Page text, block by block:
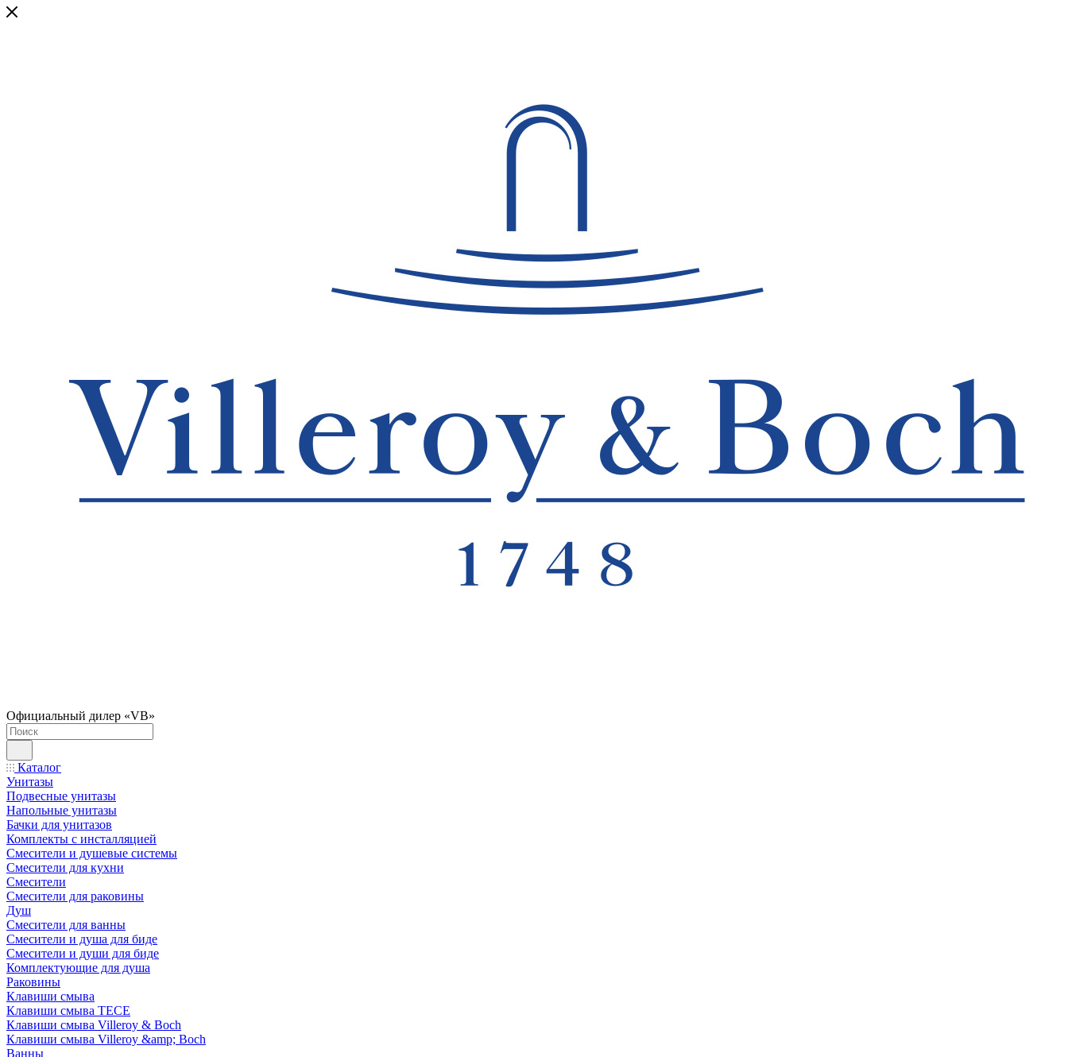
Официальный дилер «VB»
Каталог
Унитазы
Подвесные унитазы
Напольные унитазы
Бачки для унитазов
Комплекты с инсталляцией
Смесители и душевые системы
Смесители для кухни
Смесители
Смесители для раковины
Душ
Смесители для ванны
Смесители и душа для биде
Смесители и души для биде
Комплектующие для душа
Раковины
Клавиши смыва
Клавиши смыва TECE
Клавиши смыва Villeroy & Boch
Клавиши смыва Villeroy &amp; Boch
Ванны